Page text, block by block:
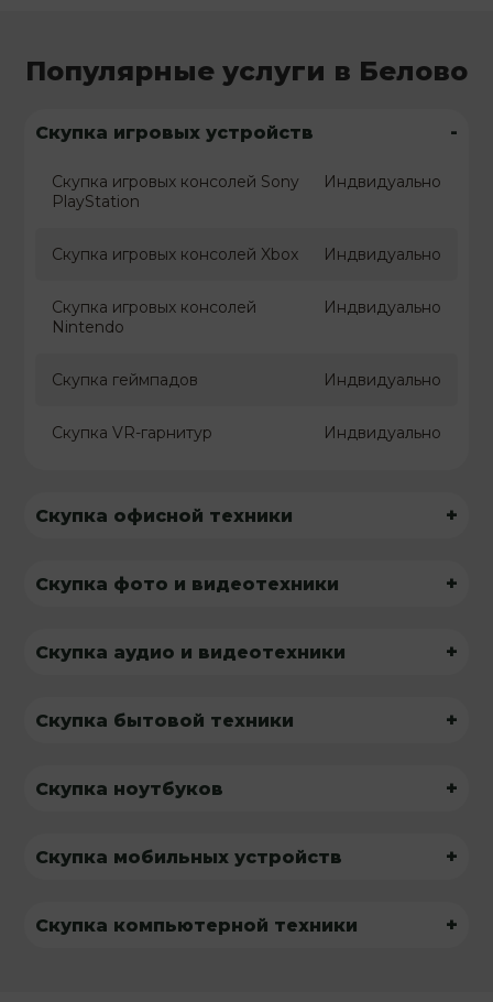
Популярные услуги в Белово
Скупка игровых устройств -
Скупка игровых консолей Sony
PlayStation
Индвидуально
Скупка игровых консолей Xbox Индвидуально
Скупка игровых консолей
Nintendo
Индвидуально
Скупка геймпадов Индвидуально
Скупка VR-гарнитур Индвидуально
Скупка офисной техники +
Скупка фото и видеотехники +
Скупка аудио и видеотехники +
Скупка бытовой техники +
Скупка ноутбуков +
Скупка мобильных устройств +
Скупка компьютерной техники +